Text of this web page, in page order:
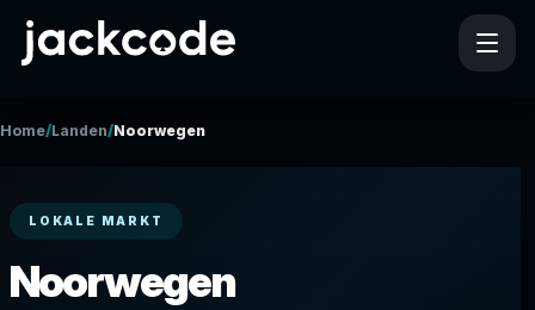
Home/Landen/Noorwegen
LOKALE MARKT
Noorwegen